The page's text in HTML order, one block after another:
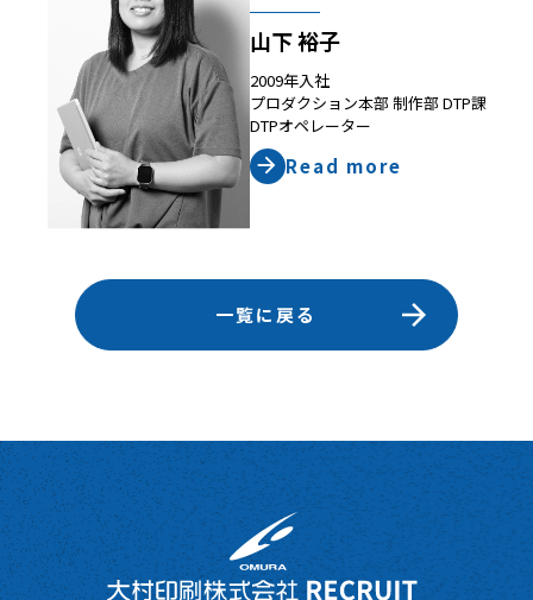
山下 裕子
2009年入社
プロダクション本部 制作部 DTP課
DTPオペレーター
Read more
一覧に戻る